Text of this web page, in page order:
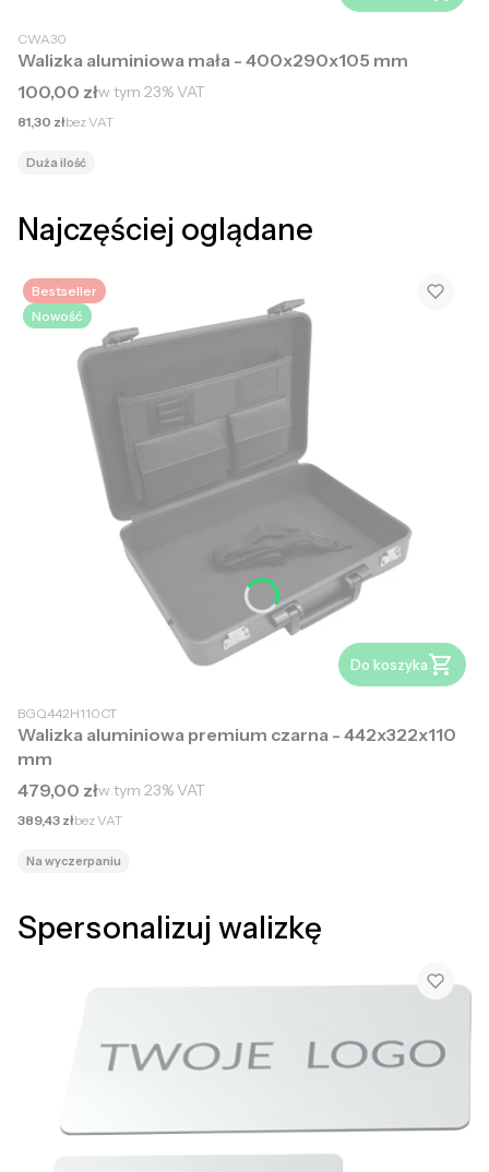
CWA30
Walizka aluminiowa mała - 400x290x105 mm
Cena brutto
100,00 złw tym 23%VAT
Cena netto
81,30 złbez VAT
Duża ilość
Najczęściej oglądane
Bestseller
Nowość
Do koszyka
BGQ442H110CT
Walizka aluminiowa premium czarna - 442x322x110
mm
Cena brutto
479,00 złw tym 23%VAT
Cena netto
389,43 złbez VAT
Na wyczerpaniu
Spersonalizuj walizkę